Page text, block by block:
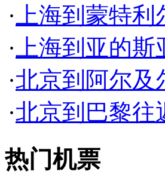
· 上海到蒙特
· 上海到亚的
·北京到阿尔及
·北京到巴黎往
热门机票